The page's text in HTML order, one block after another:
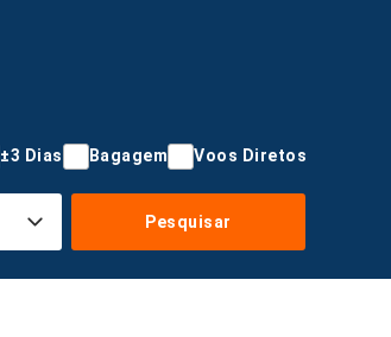
±3 Dias Bagagem Voos Diretos
Pesquisar